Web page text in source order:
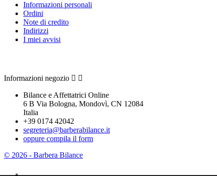
Informazioni personali
Ordini
Note di credito
Indirizzi
I miei avvisi
Informazioni negozio  
Bilance e Affettatrici Online
6 B Via Bologna, Mondovì, CN 12084
Italia
+39 0174 42042
segreteria@barberabilance.it
oppure compila il form
© 2026 - Barbera Bilance